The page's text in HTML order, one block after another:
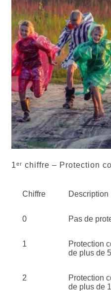
1ᵉʳ chiffre – Protection
Chiffre Description
0 Pas de
1
Protection
de plus de
2
Protection
de plus de